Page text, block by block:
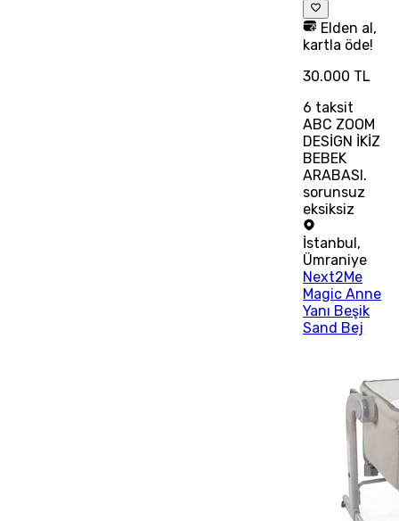
Elden al,
kartla öde!
30.000 TL
6 taksit
ABC ZOOM
DESİGN İKİZ
BEBEK
ARABASI.
sorunsuz
eksiksiz
İstanbul,
Ümraniye
Next2Me
Magic Anne
Yanı Beşik
Sand Bej